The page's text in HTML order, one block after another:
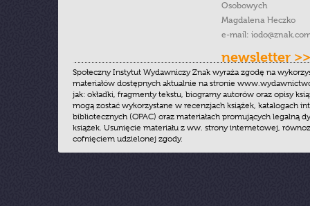
Osobowych
Magdalena Heczko
e-mail:
newsletter >>
Społeczny Instytut Wydawniczy Znak wyraża zgodę na
materiałów dostępnych aktualnie na stronie
jak: okładki, fragmenty tekstu, biogramy autorów oraz opisy
mogą zostać wykorzystane w recenzjach książek, katalogach
bibliotecznych (OPAC) oraz materiałach promujących legalną
książek. Usunięcie materiału z ww. strony internetowej,
cofnięciem udzielonej zgody.